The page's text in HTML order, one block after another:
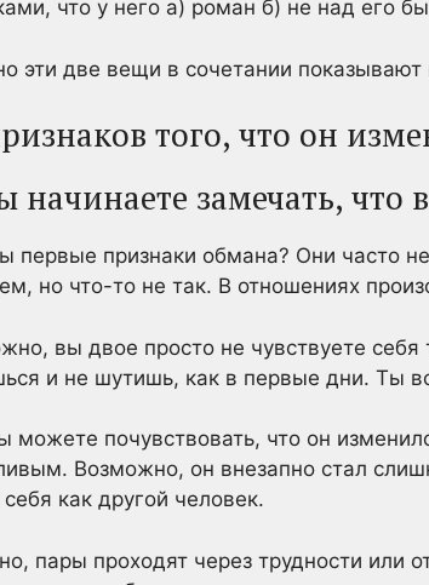
что у него а) роман б) не над его
эти две вещи в сочетании
того, что он
начинаете замечать,
первые признаки обмана? Они часто
но что-то не так. В отношениях
вы двое просто не чувствуете
и не шутишь, как в первые дни. Ты
можете почувствовать, что он
Возможно, он внезапно стал
как другой человек.
пары проходят через трудности или